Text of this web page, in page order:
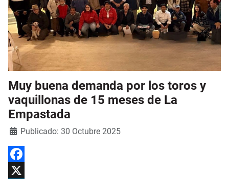
Muy buena demanda por los toros y
vaquillonas de 15 meses de La
Empastada
Detalles
Publicado: 30 Octubre 2025
Facebook